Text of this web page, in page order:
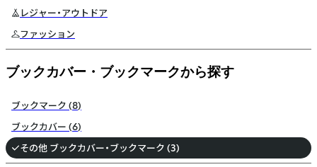
レジャー・アウトドア
ファッション
ブックカバー・ブックマークから探す
ブックマーク (8)
ブックカバー (6)
その他 ブックカバー・ブックマーク (3)